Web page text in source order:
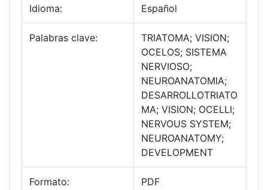
Idioma: Español
Palabras clave:
TRIATOMA; VISION;
OCELOS; SISTEMA
NERVIOSO;
NEUROANATOMIA;
DESARROLLOTRIATO
MA; VISION; OCELLI;
NERVOUS SYSTEM;
NEUROANATOMY;
DEVELOPMENT
Formato: PDF